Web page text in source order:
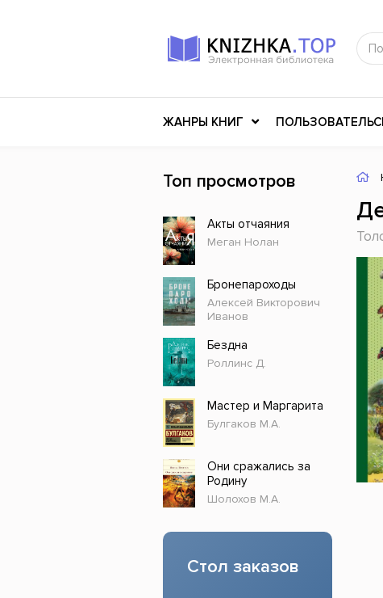
ЖАНРЫ КНИГ
Российское искусство
Детективы
Детские книги
История
Разное
Прочие издания
Ужасы /
Научная
Учебники
Топ просмотров
Акты отчаяния
Меган Нолан
Бронепароходы
Алексей Викторович
Иванов
Бездна
Роллинс Д.
Мастер и Маргарита
Булгаков М.А.
Они сражались за
Родину
Шолохов М.А.
Стол заказов